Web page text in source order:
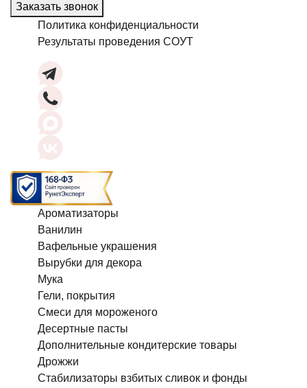
Заказать звонок
Политика конфиденциальности
Результаты проведения СОУТ
Ароматизаторы
Ванилин
Вафельные украшения
Вырубки для декора
Мука
Гели, покрытия
Смеси для мороженого
Десертные пасты
Дополнительные кондитерские товары
Дрожжи
Стабилизаторы взбитых сливок и фонды